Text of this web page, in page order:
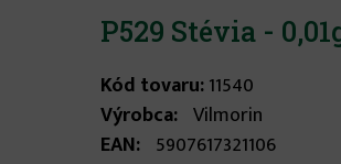
P529 Stévia -
Kód tovaru:11540
Výrobca: Vilmorin
EAN: 5907617321106